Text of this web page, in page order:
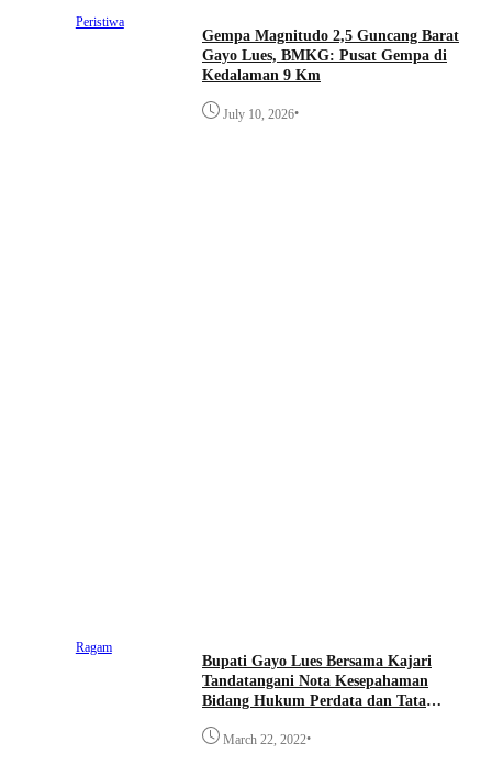
Peristiwa
Gempa Magnitudo 2,5 Guncang Barat
Gayo Lues, BMKG: Pusat Gempa di
Kedalaman 9 Km
July 10, 2026•
Ragam
Bupati Gayo Lues Bersama Kajari
Tandatangani Nota Kesepahaman
Bidang Hukum Perdata dan Tata
March 22, 2022•